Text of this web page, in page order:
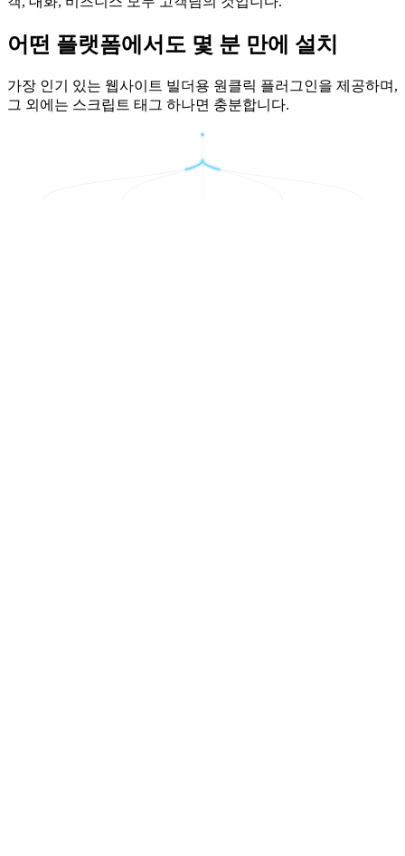
어떤 플랫폼에서도 몇 분 만에 설치
가장 인기 있는 웹사이트 빌더용 원클릭 플러그인을 제공하며,
그 외에는 스크립트 태그 하나면 충분합니다.